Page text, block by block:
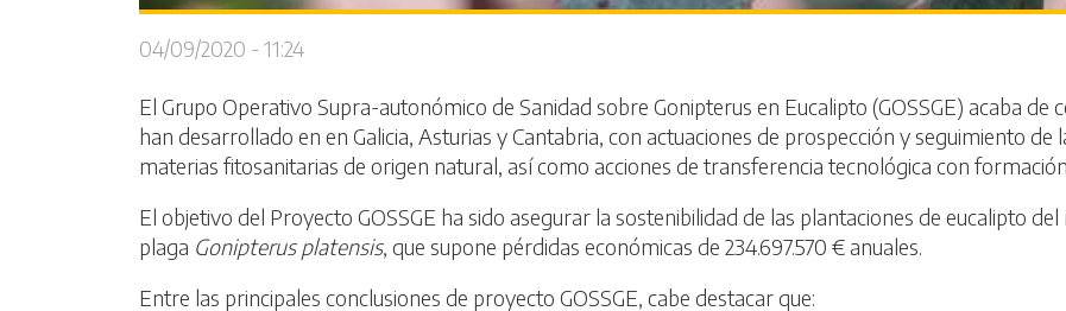
04/09/2020 - 11:24
El Grupo Operativo Supra-autonómico de Sanidad sobre Gonipterus en Eucalipto (GOSSGE) acaba de
han desarrollado en en Galicia, Asturias y Cantabria, con actuaciones de prospección y seguimiento
materias fitosanitarias de origen natural, así como acciones de transferencia tecnológica con
El objetivo del Proyecto GOSSGE ha sido asegurar la sostenibilidad de las plantaciones de eucalipto
plaga Gonipterus platensis, que supone pérdidas económicas de 234.697.570 € anuales.
Entre las principales conclusiones de proyecto GOSSGE, cabe destacar que: